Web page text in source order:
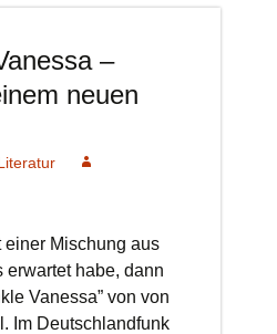
–
neuen
Mischung aus
erwartet habe, dann
Vanessa” von von
Im Deutschlandfunk